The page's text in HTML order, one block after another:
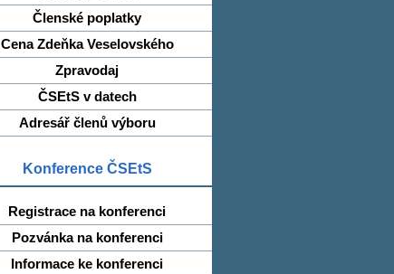
Členské poplatky
Cena Zdeňka Veselovského
Zpravodaj
ČSEtS v datech
Adresář členů výboru
Konference ČSEtS
Registrace na konferenci
Pozvánka na konferenci
Informace ke konferenci